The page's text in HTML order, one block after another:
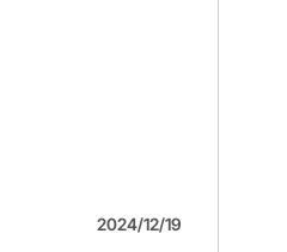
2024/12/19